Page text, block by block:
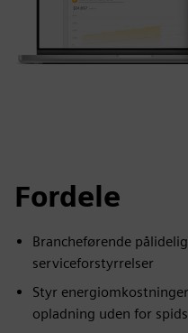
Fordele
Brancheførende
serviceforstyrrelser
Styr
opladning uden for